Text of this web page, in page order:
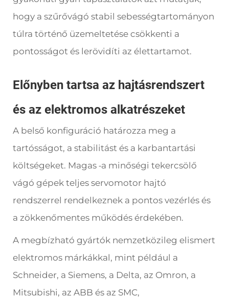
hogy a szűrővágó stabil sebességtartományon
túlra történő üzemeltetése csökkenti a
pontosságot és lerövidíti az élettartamot.
Előnyben tartsa az hajtásrendszert
és az elektromos alkatrészeket
A belső konfiguráció határozza meg a
tartósságot, a stabilitást és a karbantartási
költségeket. Magas -a minőségi tekercsölő
vágó gépek teljes servomotor hajtó
rendszerrel rendelkeznek a pontos vezérlés és
a zökkenőmentes működés érdekében.
A megbízható gyártók nemzetközileg elismert
elektromos márkákkal, mint például a
Schneider, a Siemens, a Delta, az Omron, a
Mitsubishi, az ABB és az SMC,